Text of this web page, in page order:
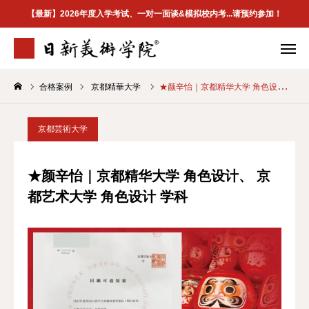
【最新】2026年度入学考试、一对一面谈&模拟校内考...请预约参加！
合格案例 京都精華大学 ★颜辛怡｜京都精华大学 角色设计、 京都艺术大学 角色设计 学科
京都芸術大学
★颜辛怡｜京都精华大学 角色设计、 京
都艺术大学 角色设计 学科
学院介绍 专业案内
合格案例
学院介紹
最新資訊